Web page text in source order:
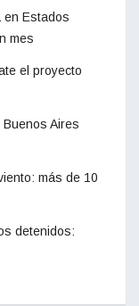
en Estados
mes
el proyecto
Aires
más de 10
detenidos: